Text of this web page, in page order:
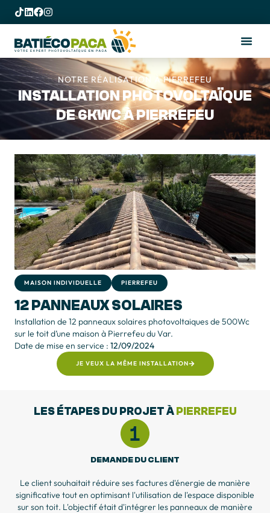
NOTRE RÉALISATION À PIERREFEU
INSTALLATION PHOTOVOLTAÏQUE
DE 6KWC À PIERREFEU
MAISON INDIVIDUELLE PIERREFEU
12 PANNEAUX SOLAIRES
Installation de 12 panneaux solaires photovoltaiques de 500Wc
sur le toit d’une maison à Pierrefeu du Var.
Date de mise en service : 12/09/2024
JE VEUX LA MÊME INSTALLATION
LES ÉTAPES DU PROJET À PIERREFEU
DEMANDE DU CLIENT
Le client souhaitait réduire ses factures d'énergie de manière
significative tout en optimisant l'utilisation de l'espace disponible
sur son toit. L'objectif était d'intégrer les panneaux de manière